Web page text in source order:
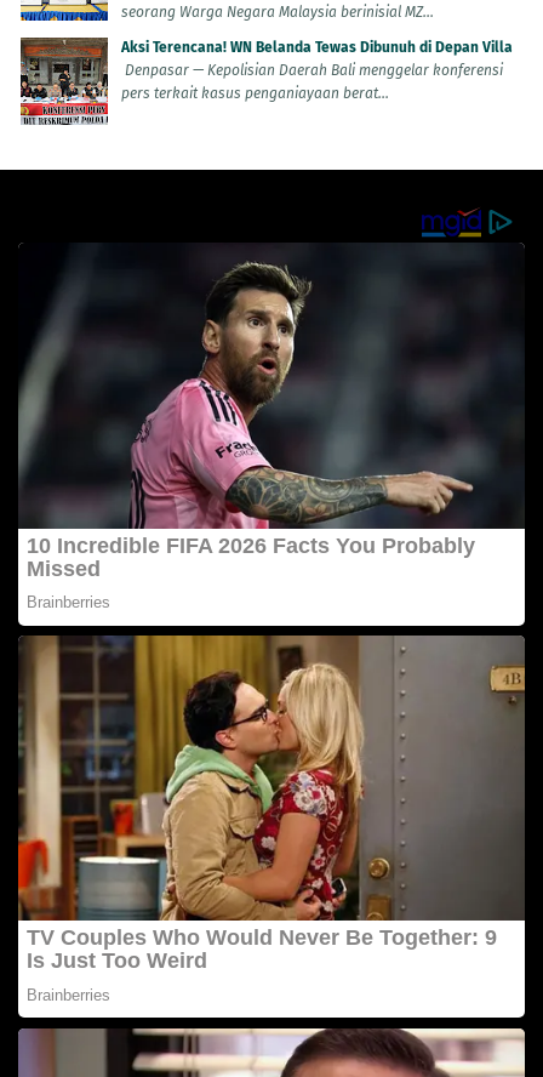
seorang Warga Negara Malaysia berinisial MZ...
Aksi Terencana! WN Belanda Tewas Dibunuh di Depan Villa
Denpasar — Kepolisian Daerah Bali menggelar konferensi
pers terkait kasus penganiayaan berat...